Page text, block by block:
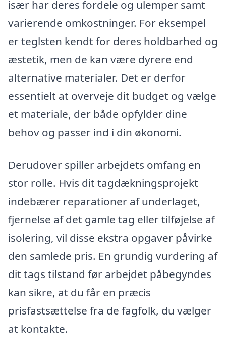
især har deres fordele og ulemper samt
varierende omkostninger. For eksempel
er teglsten kendt for deres holdbarhed og
æstetik, men de kan være dyrere end
alternative materialer. Det er derfor
essentielt at overveje dit budget og vælge
et materiale, der både opfylder dine
behov og passer ind i din økonomi.
Derudover spiller arbejdets omfang en
stor rolle. Hvis dit tagdækningsprojekt
indebærer reparationer af underlaget,
fjernelse af det gamle tag eller tilføjelse af
isolering, vil disse ekstra opgaver påvirke
den samlede pris. En grundig vurdering af
dit tags tilstand før arbejdet påbegyndes
kan sikre, at du får en præcis
prisfastsættelse fra de fagfolk, du vælger
at kontakte.